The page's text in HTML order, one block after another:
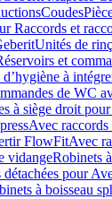
Coudes
Raccords et
Unités de
et
à
de WC
à siège droit
Avec raccords
FlowFitAvec
vidangeRobinets
détachées pour
à boisseau